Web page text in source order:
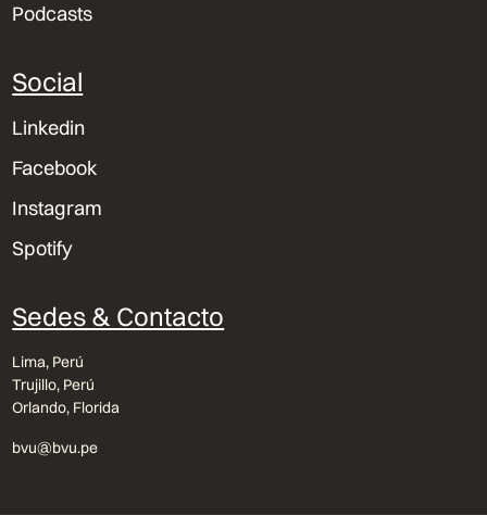
Podcasts
Social
Linkedin
Facebook
Instagram
Spotify
Sedes & Contacto
Lima, Perú
Trujillo, Perú
Orlando, Florida
bvu@bvu.pe